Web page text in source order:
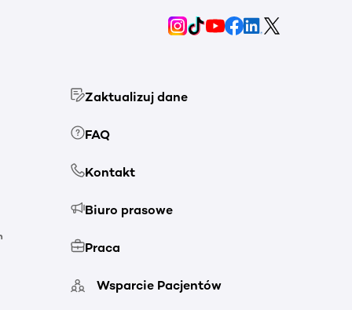
Zaktualizuj dane
FAQ
Kontakt
Biuro prasowe
Praca
Wsparcie Pacjentów